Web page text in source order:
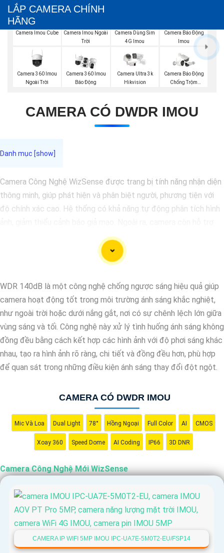
LẮP CAMERA CHÍNH
HÃNG
Camera Imou Cube
Camera Imou Ngoài
Trời
Camera Dùng Sim
4G Imou
Camera Báo Động
Imou
Camera 360 Imou
Ngoài Trời
Camera 360 Imou
Báo Động
Camera Ultra 3k
Hikvision
Camera Báo Động
Chống Trộm
CAMERA CÓ DWDR IMOU
Camera Công Nghệ WizSense được trang bị tính năng nhận diện
thông minh, giúp phát hiện và phân biệt người, phương tiện với
độ chính xác cao. Hệ thống có khả năng tự động phân tích hình
quan sát rõ nét trong điều kiện ánh sáng yếu nhờ công nghệ
Starlight và các tính năng này giúp nâng cao hiệu quả giám sát
WDR 140dB là một công nghệ chống ngược sáng hiệu quả giúp
camera hoạt động tốt trong môi trường ánh sáng khắc nghiệt,
như ngoài trời hoặc dưới nắng gắt, nơi có sự chênh lệch lớn giữa
vùng sáng và tối. Công nghệ này xử lý tình huống ánh sáng không
đồng đều bằng cách kết hợp các hình ảnh với độ phơi sáng khác
nhau, tạo ra hình ảnh rõ ràng, chi tiết và đồng đều hơn, phù hợp
để quan sát trong những điều kiện ánh sáng thay đổi đột ngột.
CAMERA CÓ DWDR IMOU
Mic Và Loa Dual Light 78° Hồng Ngoại Full Color AI CMOS
Xoay 360 Speed Dome AI Coding IP66 3D DNR
Camera Công Nghệ Mới WizSense
CAMERA IP WIFI 5MP IMOU IPC-UA7E-5M0T2-EU/FSP14